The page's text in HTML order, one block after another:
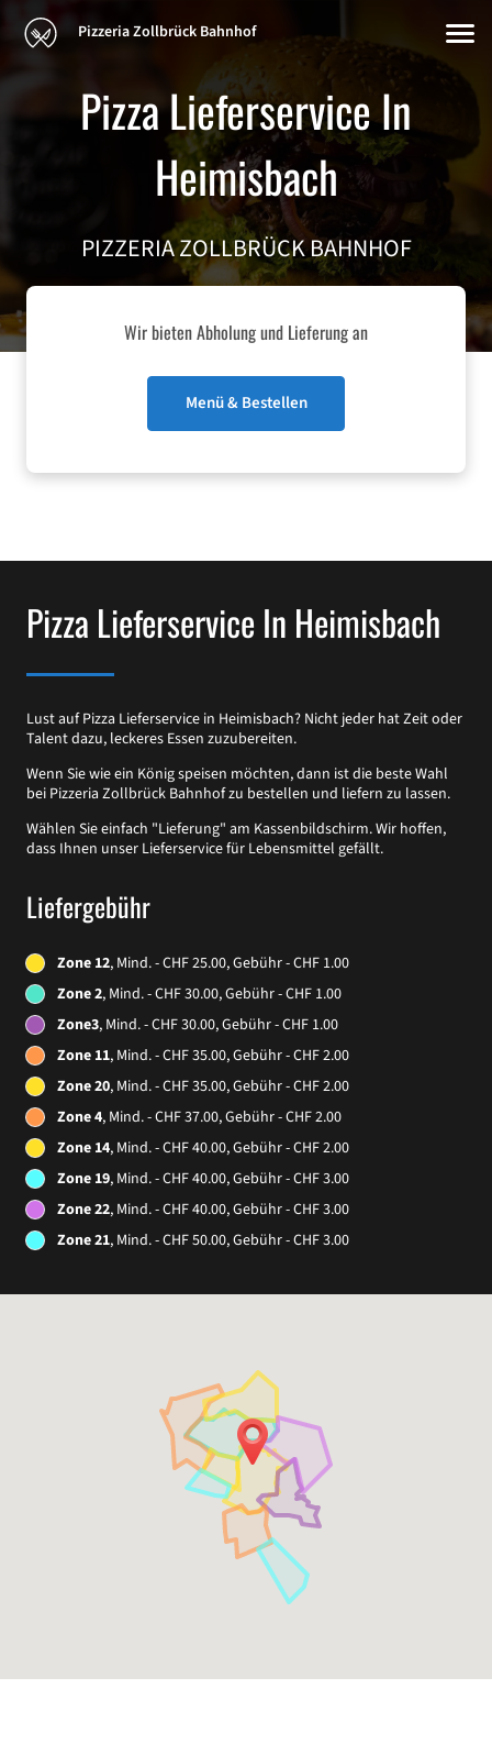
Pizzeria Zollbrück Bahnhof
Pizza Lieferservice In
Heimisbach
PIZZERIA ZOLLBRÜCK BAHNHOF
Wir bieten Abholung und Lieferung an
Menü & Bestellen
Pizza Lieferservice In Heimisbach
Lust auf Pizza Lieferservice in Heimisbach? Nicht jeder hat Zeit oder
Talent dazu, leckeres Essen zuzubereiten.
Wenn Sie wie ein König speisen möchten, dann ist die beste Wahl
bei Pizzeria Zollbrück Bahnhof zu bestellen und liefern zu lassen.
Wählen Sie einfach "Lieferung" am Kassenbildschirm. Wir hoffen,
dass Ihnen unser Lieferservice für Lebensmittel gefällt.
Liefergebühr
Zone 12, Mind. - CHF 25.00, Gebühr - CHF 1.00
Zone 2, Mind. - CHF 30.00, Gebühr - CHF 1.00
Zone3, Mind. - CHF 30.00, Gebühr - CHF 1.00
Zone 11, Mind. - CHF 35.00, Gebühr - CHF 2.00
Zone 20, Mind. - CHF 35.00, Gebühr - CHF 2.00
Zone 4, Mind. - CHF 37.00, Gebühr - CHF 2.00
Zone 14, Mind. - CHF 40.00, Gebühr - CHF 2.00
Zone 19, Mind. - CHF 40.00, Gebühr - CHF 3.00
Zone 22, Mind. - CHF 40.00, Gebühr - CHF 3.00
Zone 21, Mind. - CHF 50.00, Gebühr - CHF 3.00